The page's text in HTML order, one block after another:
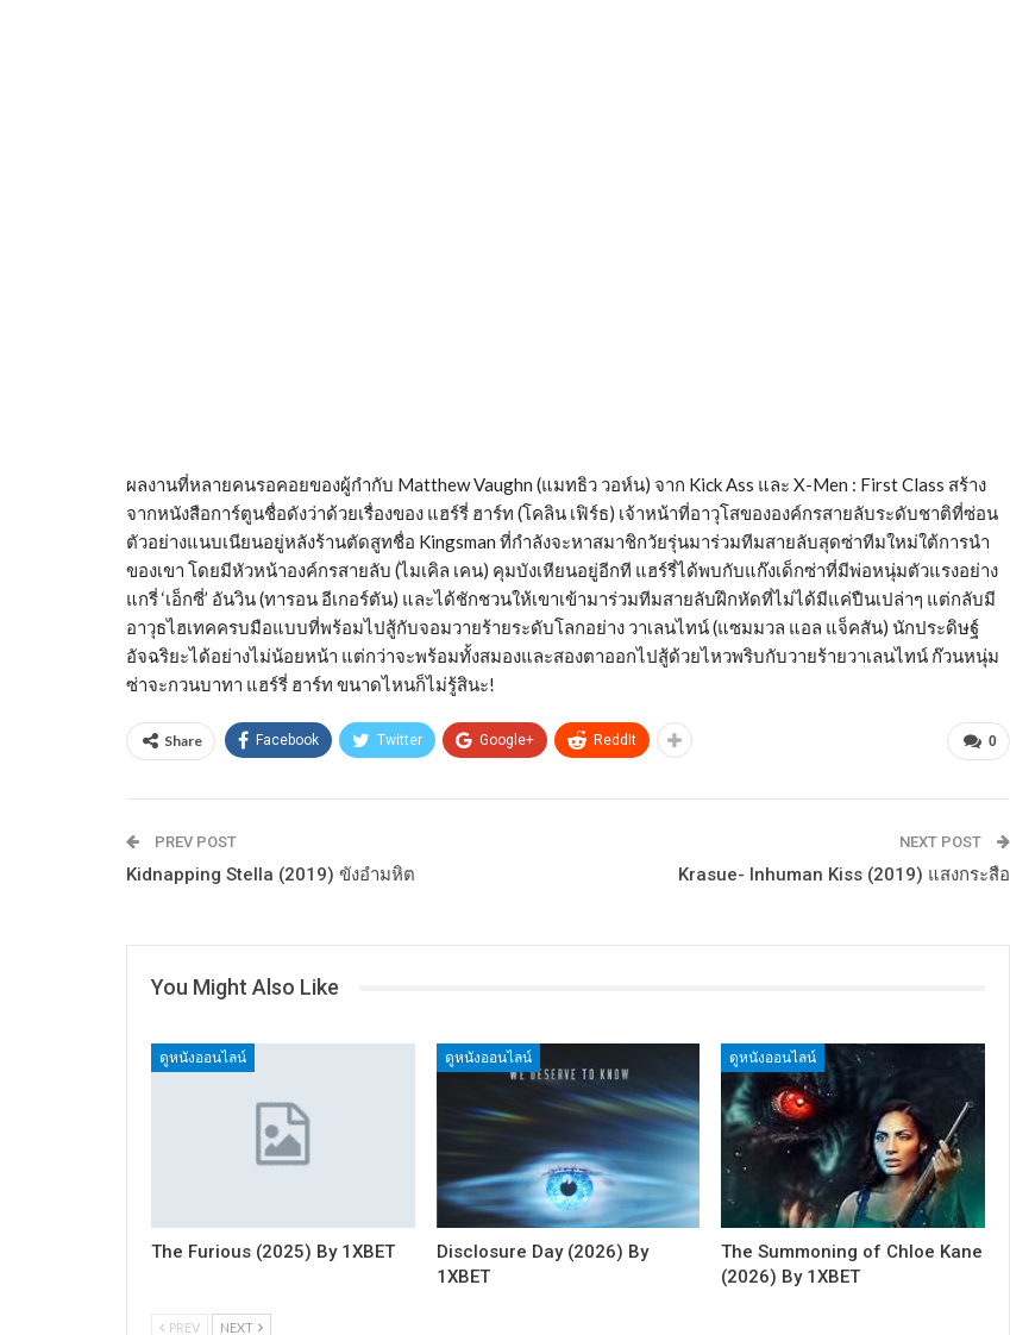
ผลงานที่หลายคนรอคอยของผู้กำกับ Matthew Vaughn (แมทธิว วอห์น) จาก Kick Ass และ X-Men : First Class สร้าง
จากหนังสือการ์ตูนชื่อดังว่าด้วยเรื่องของ แฮร์รี่ ฮาร์ท (โคลิน เฟิร์ธ) เจ้าหน้าที่อาวุโสขององค์กรสายลับระดับชาติที่ซ่อน
ตัวอย่างแนบเนียนอยู่หลังร้านตัดสูทชื่อ Kingsman ที่กำลังจะหาสมาชิกวัยรุ่นมาร่วมทีมสายลับสุดซ่าทีมใหม่ใต้การนำ
ของเขา โดยมีหัวหน้าองค์กรสายลับ (ไมเคิล เคน) คุมบังเหียนอยู่อีกที แฮร์รี่ได้พบกับแก๊งเด็กซ่าที่มีพ่อหนุ่มตัวแรงอย่าง
แกรี่ ‘เอ็กซี่’ อันวิน (ทารอน อีเกอร์ตัน) และได้ชักชวนให้เขาเข้ามาร่วมทีมสายลับฝึกหัดที่ไม่ได้มีแค่ปืนเปล่าๆ แต่กลับมี
อาวุธไฮเทคครบมือแบบที่พร้อมไปสู้กับจอมวายร้ายระดับโลกอย่าง วาเลนไทน์ (แซมมวล แอล แจ็คสัน) นักประดิษฐ์
อัจฉริยะได้อย่างไม่น้อยหน้า แต่กว่าจะพร้อมทั้งสมองและสองตาออกไปสู้ด้วยไหวพริบกับวายร้ายวาเลนไทน์ ก๊วนหนุ่ม
ซ่าจะกวนบาทา แฮร์รี่ ฮาร์ท ขนาดไหนก็ไม่รู้สินะ!
0
Share Facebook Twitter Google+ ReddIt
PREV POST
Kidnapping Stella (2019) ขังอำมหิต
NEXT POST
Krasue- Inhuman Kiss (2019) แสงกระสือ
You Might Also Like
ดูหนังออนไลน์
The Furious (2025) By 1XBET
ดูหนังออนไลน์
Disclosure Day (2026) By
1XBET
ดูหนังออนไลน์
The Summoning of Chloe Kane
(2026) By 1XBET
PREV NEXT